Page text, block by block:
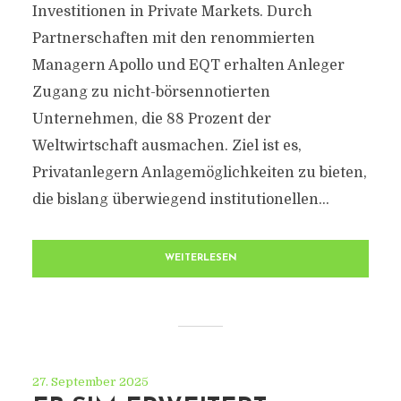
Investitionen in Private Markets. Durch
Partnerschaften mit den renommierten
Managern Apollo und EQT erhalten Anleger
Zugang zu nicht-börsennotierten
Unternehmen, die 88 Prozent der
Weltwirtschaft ausmachen. Ziel ist es,
Privatanlegern Anlagemöglichkeiten zu bieten,
die bislang überwiegend institutionellen...
WEITERLESEN
27. September 2025